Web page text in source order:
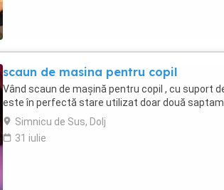
scaun de masina pentru copil
Vând scaun de mașină pentru copil , cu suport
este în perfectă stare utilizat doar două
Simnicu de Sus, Dolj
31 iulie